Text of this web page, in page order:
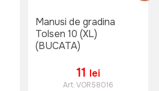
de ploaie din cauciuc Wokin
Manusi de gradina
Tolsen 10 (XL)
(BUCATA)
11 lei
Art:VOR58016